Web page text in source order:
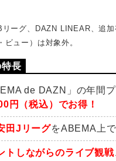
ーグ、DAZN LINEAR、追加
ビュー）は対象外。
de DAZN」の年間プ
円（税込）でお得！
田JリーグをABEMA上
トしながらのライブ観戦